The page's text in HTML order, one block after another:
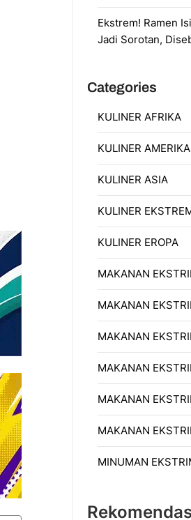
Ekstrem! Ramen
Jadi Sorotan,
Categories
KULINER AFRIKA
KULINER AMERIKA
KULINER ASIA
KULINER
KULINER EROPA
MAKANAN
MAKANAN
MAKANAN
MAKANAN
MAKANAN
MAKANAN
MINUMAN